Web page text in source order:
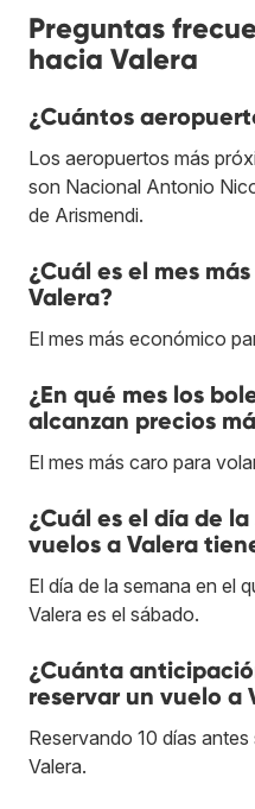
Preguntas
hacia Valera
¿Cuántos
Los aeropuertos más
son Nacional Antonio
de Arismendi.
¿Cuál es el mes
Valera?
El mes más económico
¿En qué mes los
alcanzan precios
El mes más caro para
¿Cuál es el día de
vuelos a Valera
El día de la semana en el
Valera es el sábado.
¿Cuánta
reservar un vuelo a
Reservando 10 días
Valera.